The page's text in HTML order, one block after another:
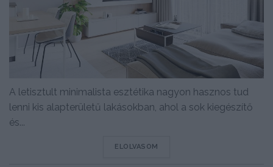
A letisztult minimalista esztétika nagyon hasznos tud
lenni kis alapterületű lakásokban, ahol a sok kiegészítő
és...
ELOLVASOM